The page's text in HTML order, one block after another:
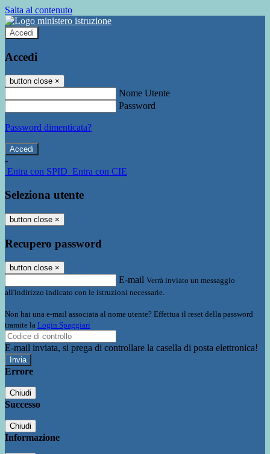
Salta al contenuto
Accedi
Accedi
button close ×
Nome Utente
Password
Password dimenticata?
-
Entra con SPID Entra con CIE
Seleziona utente
button close ×
Recupero password
button close ×
E-mail Verrà inviato un messaggio
all'indirizzo indicato con le istruzioni necessarie.
Non hai una e-mail associata al nome utente? Effettua il reset della password
tramite la Login Spaggiari
E-mail inviata, si prega di controllare la casella di posta elettronica!
Errore
Chiudi
Successo
Chiudi
Informazione